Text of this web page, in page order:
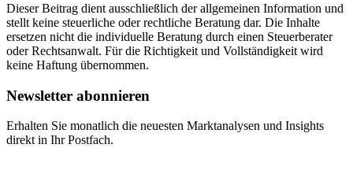
Dieser Beitrag dient ausschließlich der allgemeinen Information und
stellt keine steuerliche oder rechtliche Beratung dar. Die Inhalte
ersetzen nicht die individuelle Beratung durch einen Steuerberater
oder Rechtsanwalt. Für die Richtigkeit und Vollständigkeit wird
keine Haftung übernommen.
Newsletter abonnieren
Erhalten Sie monatlich die neuesten Marktanalysen und Insights
direkt in Ihr Postfach.